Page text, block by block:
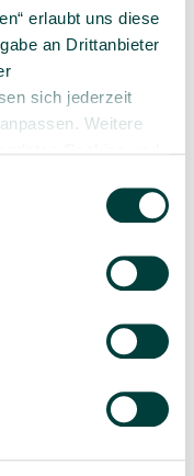
erlaubt uns diese
an Drittanbieter
sich jederzeit
Weitere
und
Werktage Lieferzeit
eigenen Lager